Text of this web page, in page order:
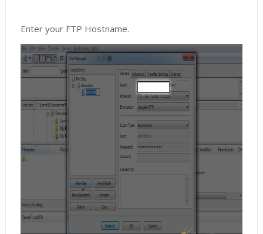
Enter your FTP Hostname.